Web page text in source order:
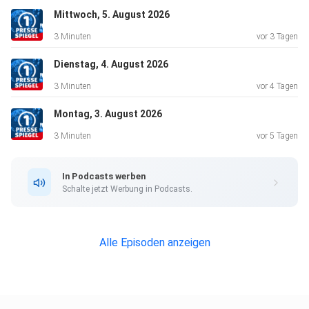
Mittwoch, 5. August 2026
3 Minuten vor 3 Tagen
Dienstag, 4. August 2026
3 Minuten vor 4 Tagen
Montag, 3. August 2026
3 Minuten vor 5 Tagen
In Podcasts werben
Schalte jetzt Werbung in Podcasts.
Alle Episoden anzeigen